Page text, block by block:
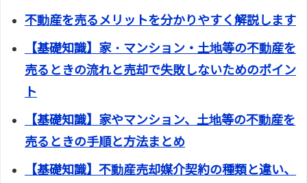
不動産を売るメリットを分かりやすく解説します
【基礎知識】家・マンション・土地等の不動産を
売るときの流れと売却で失敗しないためのポイン
ト
【基礎知識】家やマンション、土地等の不動産を
売るときの手順と方法まとめ
【基礎知識】不動産売却媒介契約の種類と違い、